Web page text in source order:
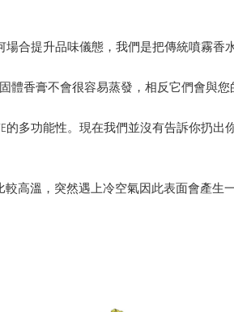
場合提升品味儀態，我們是把傳統噴霧
香膏不會很容易蒸發，相反它們會與
的多功能性。現在我們並沒有告訴你扔
高溫，突然遇上冷空氣因此表面會產